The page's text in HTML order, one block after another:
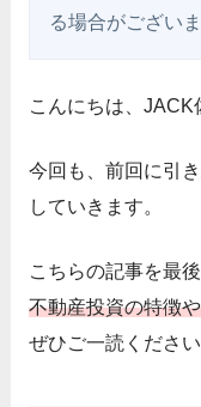
る場合がござい
こんにちは、JACK
今回も、前回に引
していきます。
こちらの記事を最
不動産投資の特徴
ぜひご一読ください